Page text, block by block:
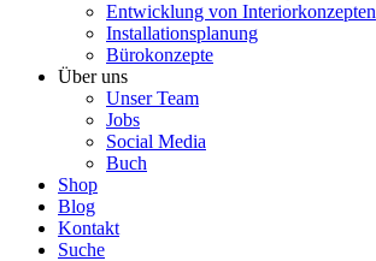
Entwicklung von Interiorkonzepten
Installationsplanung
Bürokonzepte
Über uns
Unser Team
Jobs
Social Media
Buch
Shop
Blog
Kontakt
Suche